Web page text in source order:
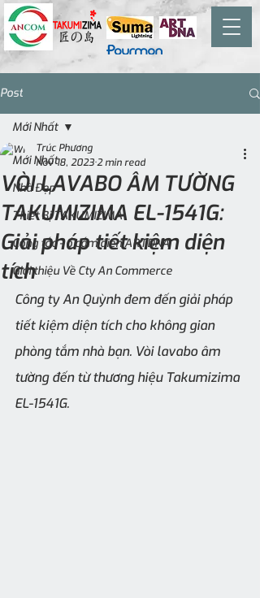
Post
Mới Nhất
Nhà Đẹp
Thiết Bị TAKUMIZIMA
Công tắc - ổ cắm điện ARTDNA
Giới thiệu Về Cty An Commerce
Mới Nhất
VÒI LAVABO ÂM TƯỜNG
TAKUMIZIMA EL-1541G:
Giải pháp tiết kiệm diện
tích
Trúc Phương
Nov 18, 20232 min read
Công ty An Quỳnh đem đến giải pháp
tiết kiệm diện tích cho không gian
phòng tắm nhà bạn. Vòi lavabo âm
tường đến từ thương hiệu Takumizima
EL-1541G.